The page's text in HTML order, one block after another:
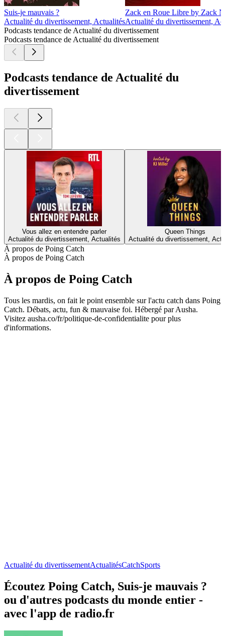
Suis-je mauvais ?
Actualité du divertissement, Actualités
Zack en Roue Libre by Zack
Actualité du divertissement,
Podcasts tendance de Actualité du divertissement
Podcasts tendance de Actualité du divertissement
Podcasts tendance de Actualité du
divertissement
Vous allez en entendre parler
Actualité du divertissement, Actualités
Queen Things
Actualité du divertissement,
À propos de Poing Catch
À propos de Poing Catch
À propos de Poing Catch
Tous les mardis, on fait le point ensemble sur l'actu catch dans Poing
Catch. Débats, actu, fun & mauvaise foi. Hébergé par Ausha.
Visitez ausha.co/fr/politique-de-confidentialite pour plus
d'informations.
Actualité du divertissementActualitésCatchSports
Écoutez Poing Catch, Suis-je mauvais ?
ou d'autres podcasts du monde entier -
avec l'app de radio.fr